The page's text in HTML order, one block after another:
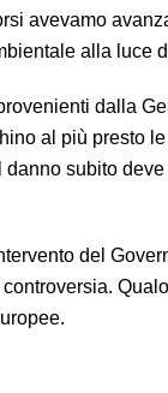
avevamo
alla luce
dalla
al più presto
danno subito
del